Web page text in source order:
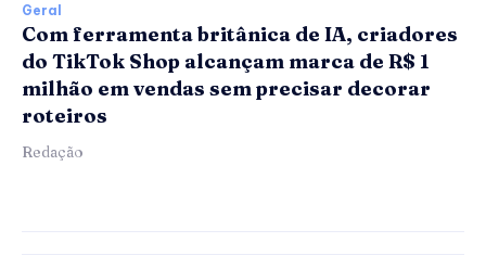
Geral
Com ferramenta britânica de IA, criadores
do TikTok Shop alcançam marca de R$ 1
milhão em vendas sem precisar decorar
roteiros
Redação